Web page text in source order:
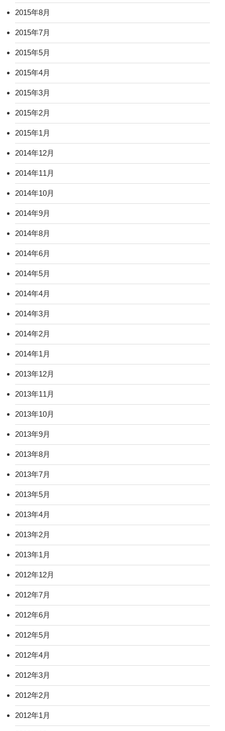
2015年8月
2015年7月
2015年5月
2015年4月
2015年3月
2015年2月
2015年1月
2014年12月
2014年11月
2014年10月
2014年9月
2014年8月
2014年6月
2014年5月
2014年4月
2014年3月
2014年2月
2014年1月
2013年12月
2013年11月
2013年10月
2013年9月
2013年8月
2013年7月
2013年5月
2013年4月
2013年2月
2013年1月
2012年12月
2012年7月
2012年6月
2012年5月
2012年4月
2012年3月
2012年2月
2012年1月